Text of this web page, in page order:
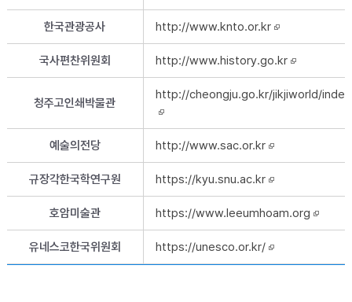
한국관광공사 http://www.knto.or.kr
국사편찬위원회 http://www.history.go.kr
청주고인쇄박물관
http://cheongju.go.kr/jikjiworld/
예술의전당 http://www.sac.or.kr
규장각한국학연구원 https://kyu.snu.ac.kr
호암미술관 https://www.leeumhoam.org
유네스코한국위원회 https://unesco.or.kr/